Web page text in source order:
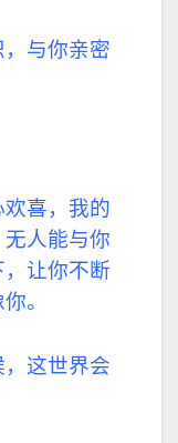
与你亲密
喜，我的
人能与你
让你不断
。
这世界会